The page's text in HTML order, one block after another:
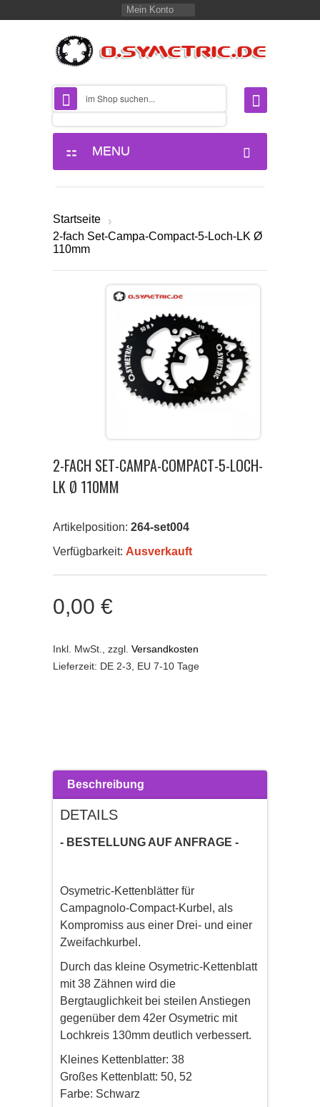
Mein Konto
MENU
Startseite
›
2-fach Set-Campa-Compact-5-Loch-LK Ø
110mm
2-FACH SET-CAMPA-COMPACT-5-LOCH-
LK Ø 110MM
Artikelposition: 264-set004
Verfügbarkeit: Ausverkauft
0,00 €
Inkl. MwSt. zzgl. Versandkosten
Lieferzeit: DE 2-3, EU 7-10 Tage
Beschreibung
DETAILS
- BESTELLUNG AUF ANFRAGE -
Osymetric-Kettenblätter für
Campagnolo-Compact-Kurbel, als
Kompromiss aus einer Drei- und einer
Zweifachkurbel.
Durch das kleine Osymetric-Kettenblatt
mit 38 Zähnen wird die
Bergtauglichkeit bei steilen Anstiegen
gegenüber dem 42er Osymetric mit
Lochkreis 130mm deutlich verbessert.
Kleines Kettenblatter: 38
Großes Kettenblatt: 50, 52
Farbe: Schwarz